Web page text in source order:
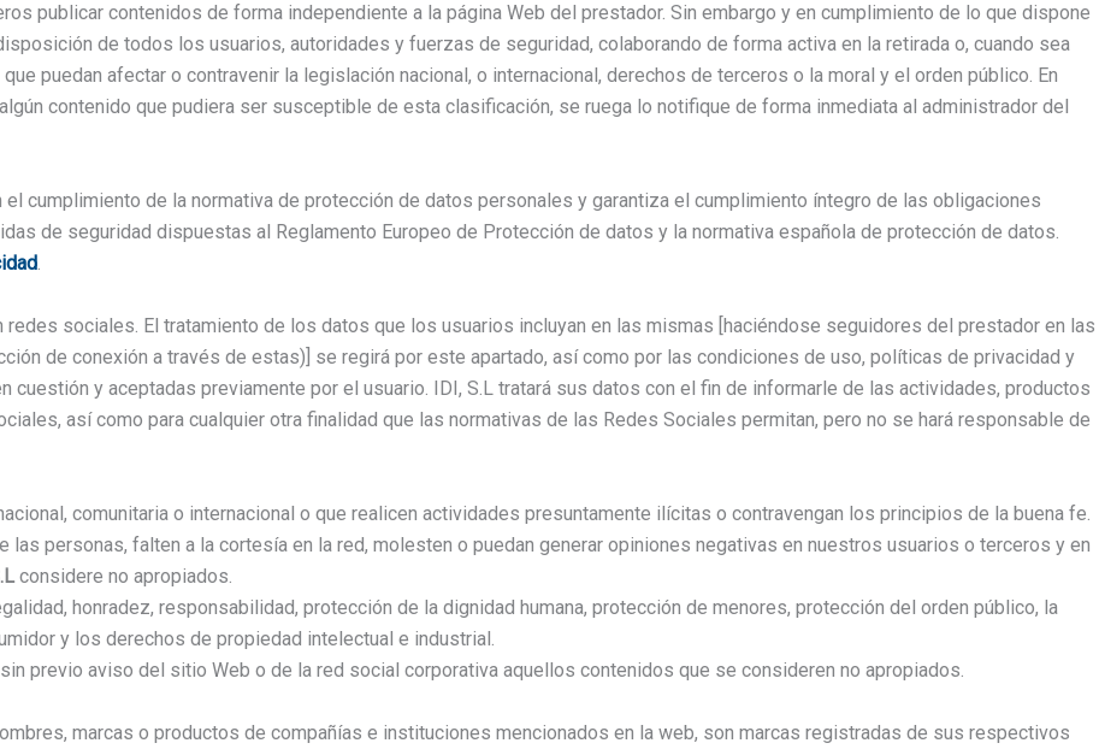
publicar contenidos de forma independiente a la página Web del prestador. Sin embargo y en cumplimiento de lo que dispone
de todos los usuarios, autoridades y fuerzas de seguridad, colaborando de forma activa en la retirada o, cuando sea
puedan afectar o contravenir la legislación nacional, o internacional, derechos de terceros o la moral y el orden público. En
contenido que pudiera ser susceptible de esta clasificación, se ruega lo notifique de forma inmediata al administrador del
cumplimiento de la normativa de protección de datos personales y garantiza el cumplimiento íntegro de las obligaciones
de seguridad dispuestas al Reglamento Europeo de Protección de datos y la normativa española de protección de datos.
.
sociales. El tratamiento de los datos que los usuarios incluyan en las mismas [haciéndose seguidores del prestador en las
de conexión a través de estas)] se regirá por este apartado, así como por las condiciones de uso, políticas de privacidad y
y aceptadas previamente por el usuario. IDI, S.L tratará sus datos con el fin de informarle de las actividades, productos
así como para cualquier otra finalidad que las normativas de las Redes Sociales permitan, pero no se hará responsable de
comunitaria o internacional o que realicen actividades presuntamente ilícitas o contravengan los principios de la buena fe.
las personas, falten a la cortesía en la red, molesten o puedan generar opiniones negativas en nuestros usuarios o terceros y en
considere no apropiados.
honradez, responsabilidad, protección de la dignidad humana, protección de menores, protección del orden público, la
y los derechos de propiedad intelectual e industrial.
previo aviso del sitio Web o de la red social corporativa aquellos contenidos que se consideren no apropiados.
marcas o productos de compañías e instituciones mencionados en la web, son marcas registradas de sus respectivos